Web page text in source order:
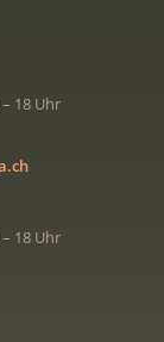
18 Uhr
18 Uhr